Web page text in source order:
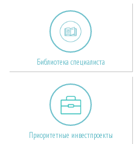
Библиотека специалиста
Приоритетные инвестпроекты